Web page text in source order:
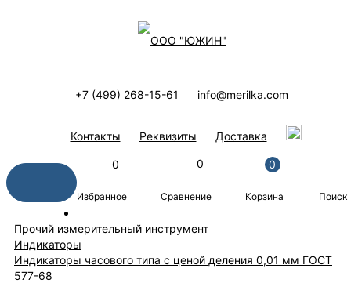
+7 (499) 268-15-61 info@merilka.com
Контакты Реквизиты Доставка
Поиск
0
Избранное
0
Сравнение
0
Корзина
Прочий измерительный инструмент
Индикаторы
Индикаторы часового типа с ценой деления 0,01 мм ГОСТ
577-68